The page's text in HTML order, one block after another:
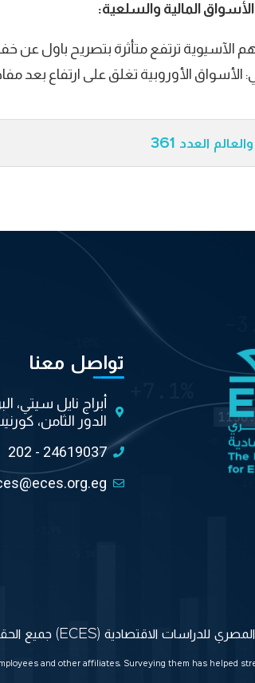
المالية والسلعية:
الآسيوية ترتفع متأثرة بتصريح باول عن
الأوروبية تغلق على ارتفاع بعد
العدد 361
تواصل معنا
أبراج نايل سيتي،
الدور الثامن،
202 - 24619037
and other affiliates. Surveying them has helped